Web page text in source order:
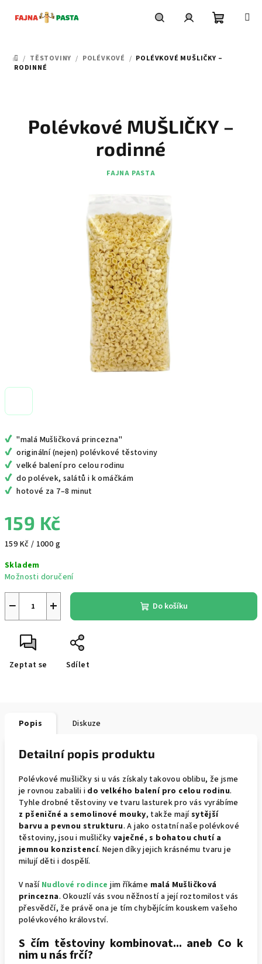
DOMŮ
/ TĚSTOVINY / POLÉVKOVÉ / POLÉVKOVÉ MUŠLIČKY –
RODINNÉ
✔ "malá Mušličková princezna"
✔ originální (nejen) polévkové těstoviny
✔ velké balení pro celou rodinu
✔ do polévek, salátů i k omáčkám
✔ hotové za 7–8 minut
159 Kč
Měrná
159 Kč / 1000 g
Skladem
Možnosti doručení
+
− Do košíku
Zeptat se Sdílet
Polévkové MUŠLIČKY –
rodinné
FAJNA PASTA
Popis Diskuze
Detailní popis produktu
Polévkové mušličky si u vás získaly takovou oblibu, že jsme
je rovnou zabalili i do velkého balení pro celou rodinu.
Tyhle drobné těstoviny ve tvaru lasturek pro vás vyrábíme
z pšeničné a semolinové mouky, takže majísytější
barvu a pevnou strukturu. A jako ostatní naše polévkové
těstoviny, jsou i mušličky vaječné, s bohatou chutí a
jemnou konzistencí. Nejen díky jejich krásnému tvaru je
milují děti i dospělí.
V naší Nudlové rodince jim říkáme malá Mušličková
princezna. Okouzlí vás svou něžností a její roztomilost vás
přesvědčí, že právě ona je tím chybějícím kouskem vašeho
polévkového království.
S čím těstoviny kombinovat... aneb Co k
nim u nás frčí?